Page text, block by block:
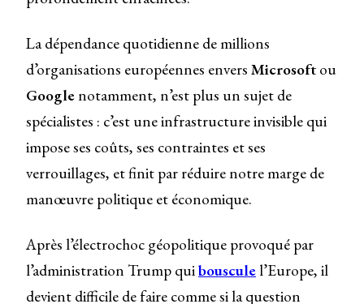
La dépendance quotidienne de millions
d’organisations européennes envers Microsoft ou
Google notamment, n’est plus un sujet de
spécialistes : c’est une infrastructure invisible qui
impose ses coûts, ses contraintes et ses
verrouillages, et finit par réduire notre marge de
manœuvre politique et économique.
Après l’électrochoc géopolitique provoqué par
l’administration Trump quibouscule l’Europe, il
devient difficile de faire comme si la question